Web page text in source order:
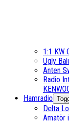
1:1 KW
Ugly
Anten
Radio
Hamradio
Delta
Amatör